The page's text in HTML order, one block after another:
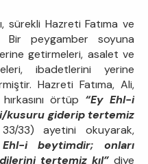
sürekli Hazreti Fatıma ve
Bir peygamber soyuna
getirmeleri, asalet ve
ibadetlerini yerine
Hazreti Fatıma, Ali,
örtüp “Ey Ehl-i
kusuru giderip tertemiz
33) ayetini okuyarak,
i beytimdir; onları
tertemiz kıl” diye